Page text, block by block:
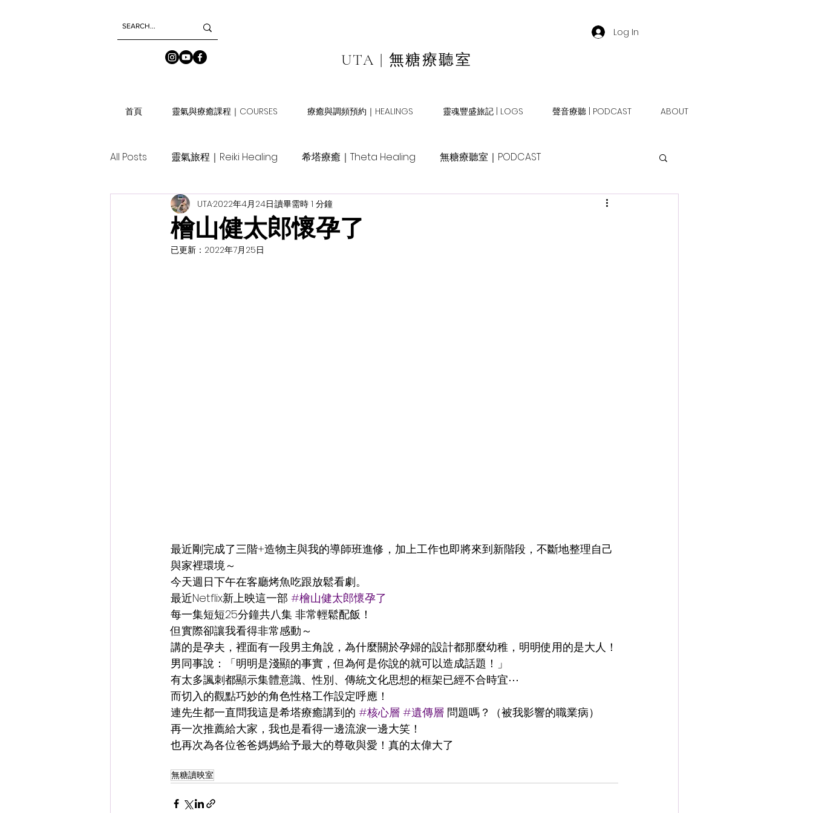
Log In
UTA | 無糖療聽室
首頁 靈氣與療癒課程｜COURSES 療癒與調頻預約｜HEALINGS 靈魂豐盛旅記 | LOGS 聲音療聽 | PODCAST ABOUT
All Posts 靈氣旅程｜Reiki Healing 希塔療癒｜Theta Healing 無糖療聽室｜PODCAST
檜山健太郎懷孕了
UTA2022年4月24日讀畢需時 1 分鐘
已更新： 2022年7月25日
最近剛完成了三階+造物主與我的導師班進修，加上工作也即將來到新階段，不斷地整理自己
與家裡環境～
今天週日下午在客廳烤魚吃跟放鬆看劇。
最近Netflix新上映這一部 #檜山健太郎懷孕了
每一集短短25分鐘共八集 非常輕鬆配飯！
但實際卻讓我看得非常感動～
講的是孕夫，裡面有一段男主角說，為什麼關於孕婦的設計都那麼幼稚，明明使用的是大人！
男同事說：「明明是淺顯的事實，但為何是你說的就可以造成話題！」
有太多諷刺都顯示集體意識、性別、傳統文化思想的框架已經不合時宜⋯
而切入的觀點巧妙的角色性格工作設定呼應！
連先生都一直問我這是希塔療癒講到的 #核心層 #遺傳層 問題嗎？（被我影響的職業病）
再一次推薦給大家，我也是看得一邊流淚一邊大笑！
也再次為各位爸爸媽媽給予最大的尊敬與愛！真的太偉大了
無糖讀映室